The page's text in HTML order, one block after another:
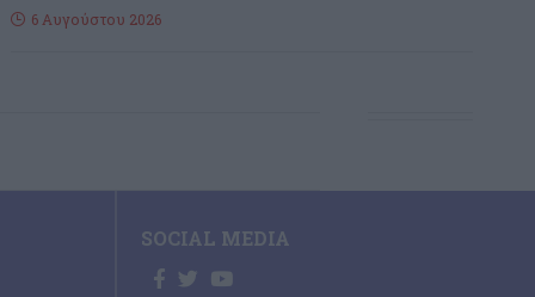
6 Αυγούστου 2026
SOCIAL MEDIA